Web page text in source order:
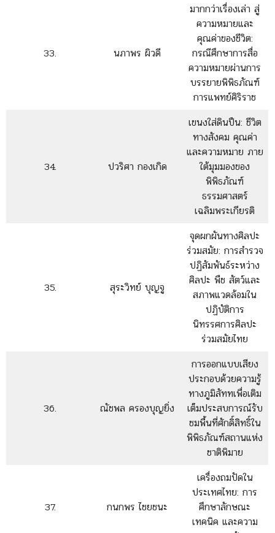
33. นภาพร ผิวดี
มากกว่าเรื่องเล่า สู่
ความหมายและ
คุณค่าของชีวิต:
กรณีศึกษาการสื่อ
ความหมายผ่านการ
บรรยายพิพิธภัณฑ์
การแพทย์ศิริราช
34. ปวริศา กองเกิด
เขนงใส่ดินปืน: ชีวิต
ทางสังคม คุณค่า
และความหมาย ภาย
ใต้มุมมองของ
พิพิธภัณฑ์
ธรรมศาสตร์
เฉลิมพระเกียรติ
35. สุระวิทย์ บุญจู
จุดผกผันทางศิลปะ
ร่วมสมัย: การสำรวจ
ปฏิสัมพันธ์ระหว่าง
ศิลปะ พืช สัตว์และ
สภาพแวดล้อมใน
ปฏิบัติการ
นิทรรศการศิลปะ
ร่วมสมัยไทย
36. ณัชพล ครองบุญยิ่ง
การออกแบบเสียง
ประกอบด้วยความรู้
ทางภูมิสัททเพื่อเติม
เต็มประสบการณ์รับ
ชมพื้นที่ศักดิ์สิทธิ์ใน
พิพิธภัณฑ์สถานแห่ง
ชาติพิมาย
37. กนกพร ไชยชนะ
เครื่องถมปัดใน
ประเทศไทย: การ
ศึกษาลักษณะ
เทคนิค และความ